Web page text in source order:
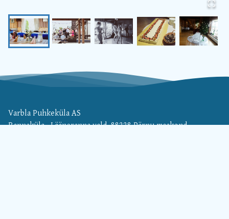
Varbla Puhkeküla AS
Rannaküla , Lääneranna vald, 88228 Pärnu maakond